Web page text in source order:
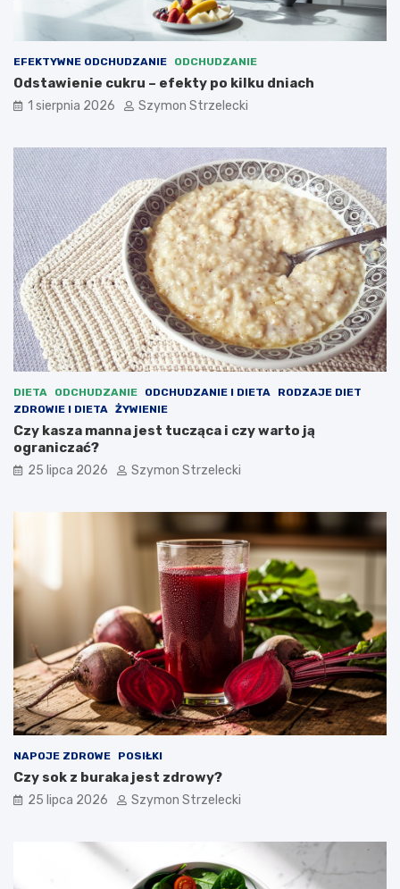
EFEKTYWNE ODCHUDZANIE ODCHUDZANIE
Odstawienie cukru – efekty po kilku dniach
1 sierpnia 2026 Szymon Strzelecki
DIETA ODCHUDZANIE ODCHUDZANIE I DIETA
RODZAJE DIET
ZDROWIE I DIETA
ŻYWIENIE
Czy kasza manna jest tucząca i czy warto ją
ograniczać?
25 lipca 2026 Szymon Strzelecki
NAPOJE ZDROWE POSIŁKI
Czy sok z buraka jest zdrowy?
25 lipca 2026 Szymon Strzelecki